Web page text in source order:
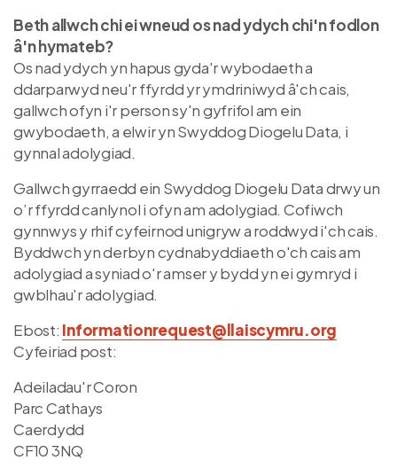
Beth allwch chi ei wneud os nad ydych chi'n fodlon
â'n hymateb?
Os nad ydych yn hapus gyda'r wybodaeth a
ddarparwyd neu'r ffyrdd yr ymdriniwyd â'ch cais,
gallwch ofyn i'r person sy'n gyfrifol am ein
gwybodaeth, a elwir yn Swyddog Diogelu Data, i
gynnal adolygiad.
Gallwch gyrraedd ein Swyddog Diogelu Data drwy un
o’r ffyrdd canlynol i ofyn am adolygiad. Cofiwch
gynnwys y rhif cyfeirnod unigryw a roddwyd i'ch cais.
Byddwch yn derbyn cydnabyddiaeth o'ch cais am
adolygiad a syniad o'r amser y bydd yn ei gymryd i
gwblhau'r adolygiad.
Ebost: Informationrequest@llaiscymru.org
Cyfeiriad post:
Adeiladau'r Coron
Parc Cathays
Caerdydd
CF10 3NQ